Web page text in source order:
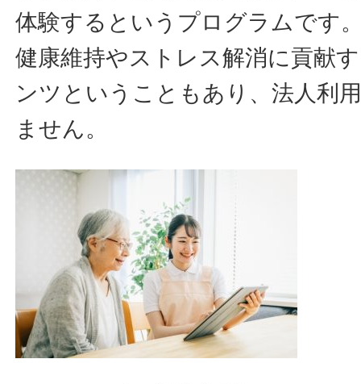
体験するというプログラムです
健康維持やストレス解消に貢献
ンツということもあり、法人利
ません。